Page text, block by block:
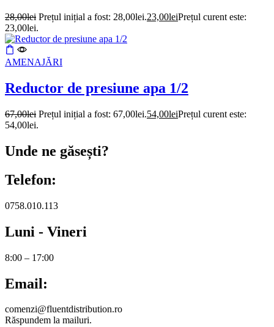
28,00lei Prețul inițial a fost: 28,00lei.23,00leiPrețul curent este:
23,00lei.
AMENAJĂRI
Reductor de presiune apa 1/2
67,00lei Prețul inițial a fost: 67,00lei.54,00leiPrețul curent este:
54,00lei.
Unde ne găsești?
Telefon:
0758.010.113
Luni - Vineri
8:00 – 17:00
Email:
comenzi@fluentdistribution.ro
Răspundem la mailuri.